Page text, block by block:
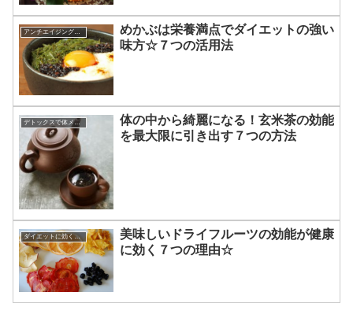
めかぶは栄養満点でダイエットの強い
味方☆７つの活用法
デトックスで体メンテナンス
体の中から綺麗になる！玄米茶の効能
を最大限に引き出す７つの方法
ダイエットに効くレシピ
美味しいドライフルーツの効能が健康
に効く７つの理由☆